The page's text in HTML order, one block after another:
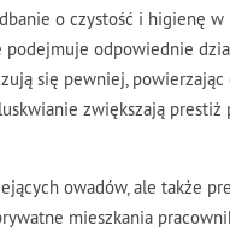
o czystość i higienę
odpowiednie
się pewniej,
zwiększają prestiż
owadów, ale także
mieszkania